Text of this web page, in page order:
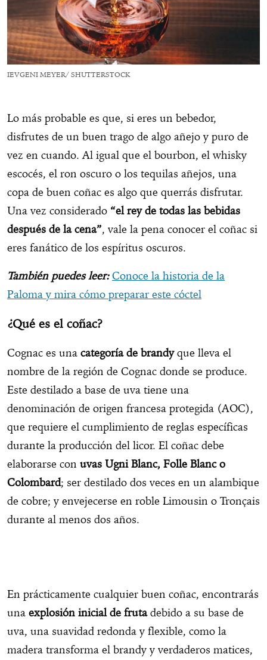
IEVGENI MEYER/ SHUTTERSTOCK
Lo más probable es que, si eres un bebedor,
disfrutes de un buen trago de algo añejo y puro de
vez en cuando. Al igual que el bourbon, el whisky
escocés, el ron oscuro o los tequilas añejos, una
copa de buen coñac es algo que querrás disfrutar.
Una vez considerado “el rey de todas las bebidas
después de la cena”, vale la pena conocer el coñac si
eres fanático de los espíritus oscuros.
También puedes leer:Conoce la historia de la
Paloma y mira cómo preparar este cóctel
¿Qué es el coñac?
Cognac es una categoría de brandyque lleva el
nombre de la región de Cognac donde se produce.
Este destilado a base de uva tiene una
denominación de origen francesa protegida (AOC),
que requiere el cumplimiento de reglas específicas
durante la producción del licor. El coñac debe
elaborarse con uvas Ugni Blanc, Folle Blanc o
Colombard; ser destilado dos veces en un alambique
de cobre; y envejecerse en roble Limousin o Tronçais
durante al menos dos años.
En prácticamente cualquier buen coñac, encontrarás
una explosión inicial de frutadebido a su base de
uva, una suavidad redonda y flexible, como la
madera transforma el brandy y verdaderos matices,